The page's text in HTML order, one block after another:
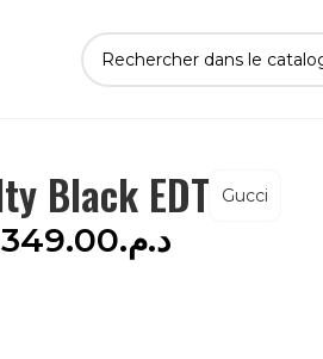
Black EDT Gucci
د.م.349.00